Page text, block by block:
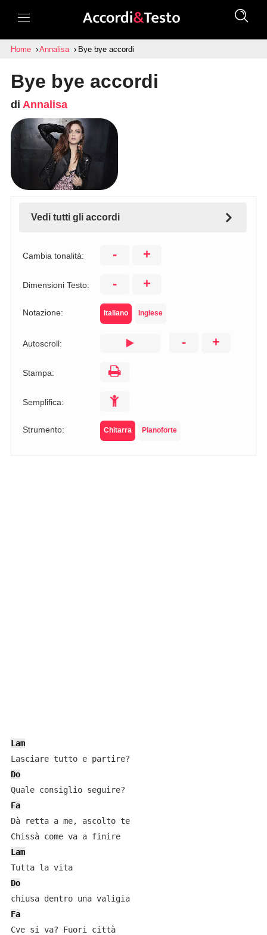
Home Annalisa Bye bye accordi
Bye bye accordi
di Annalisa
Vedi tutti gli accordi
Cambia tonalità: - +
Dimensioni Testo: - +
Notazione: Italiano Inglese
Autoscroll: - +
Stampa:
Semplifica:
Strumento: Chitarra Pianoforte
Lam
Do
Fa
Dà retta a me, ascolto te
Chissà come va a finire
Lam
Tutta la vita
Do
chiusa dentro una valigia
Fa
Cve si va? Fuori città